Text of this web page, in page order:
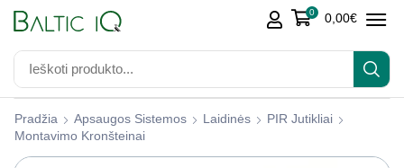
0 0,00€
Pradžia Apsaugos Sistemos Laidinės
PIR Jutikliai
Montavimo Kronšteinai